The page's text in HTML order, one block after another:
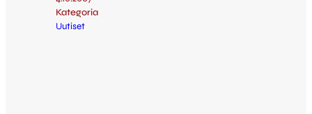
Kategoria
Uutiset